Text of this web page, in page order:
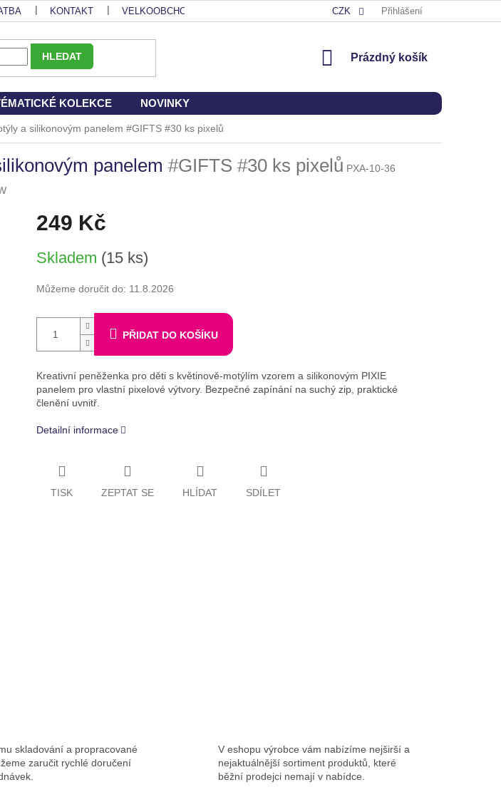
KONTAKT VELKOOBCHOD CZK Přihlášení
HLEDAT
NÁKUPNÍ
Prázdný košík
KOLEKCE NOVINKY
a silikonovým panelem #GIFTS #30 ks pixelů
panelem #GIFTS #30 ks pixelů PXA-10-36
249 Kč
cena:
Skladem (15 ks)
Můžeme doručit do: 11.8.2026
PŘIDAT DO KOŠÍKU
Kreativní peněženka pro děti s květinově-motýlím vzorem a silikonovým PIXIE
panelem pro vlastní pixelové výtvory. Bezpečné zapínání na suchý zip, praktické
členění uvnitř.
Detailní informace
TISK ZEPTAT SE HLÍDAT SDÍLET
skladování a propracované
zaručit rychlé doručení
V eshopu výrobce vám nabízíme nejširší a
nejaktuálnější sortiment produktů, které
běžní prodejci nemají v nabídce.